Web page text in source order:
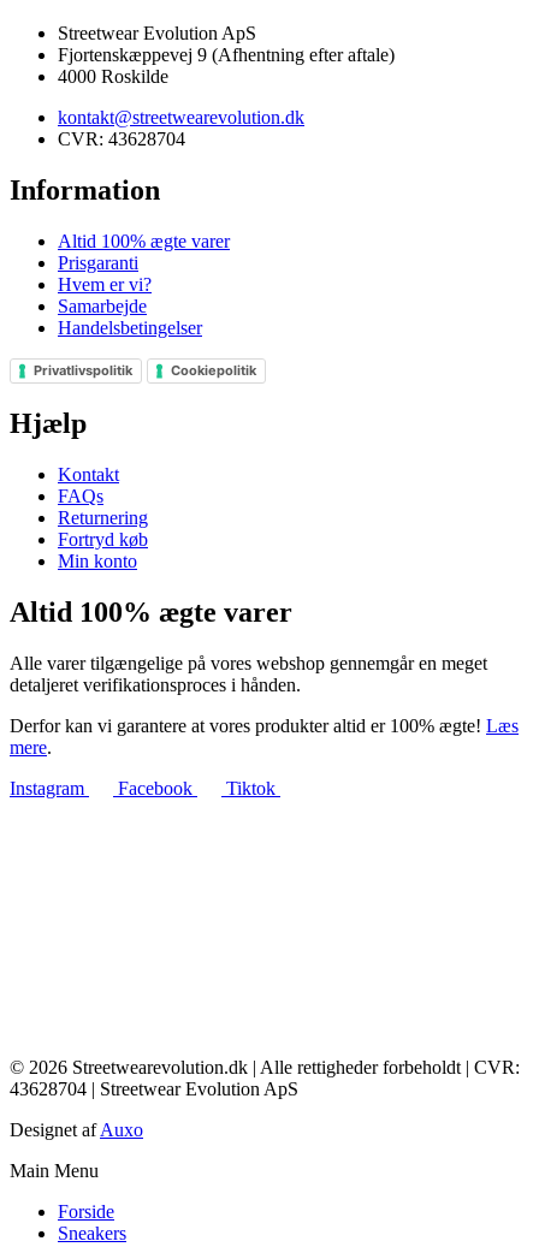
Streetwear Evolution ApS
Fjortenskæppevej 9 (Afhentning efter aftale)
4000 Roskilde
kontakt@streetwearevolution.dk
CVR: 43628704
Information
Altid 100% ægte varer
Prisgaranti
Hvem er vi?
Samarbejde
Handelsbetingelser
Privatlivspolitik Cookiepolitik
Hjælp
Kontakt
FAQs
Returnering
Fortryd køb
Min konto
Altid 100% ægte varer
Alle varer tilgængelige på vores webshop gennemgår en meget
detaljeret verifikationsproces i hånden.
Derfor kan vi garantere at vores produkter altid er 100% ægte! Læs
mere.
Instagram
Facebook Tiktok
© 2026 Streetwearevolution.dk | Alle rettigheder forbeholdt | CVR:
43628704 | Streetwear Evolution ApS
Designet afAuxo
Main Menu
Forside
Sneakers